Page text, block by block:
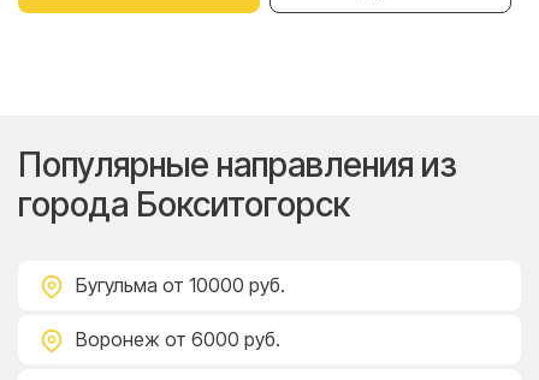
Популярные направления из
города Бокситогорск
Бугульма от 10000 руб.
Воронеж от 6000 руб.